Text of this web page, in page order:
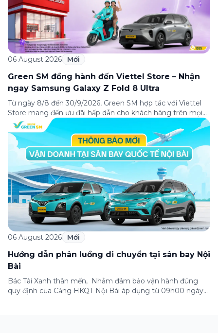
06 August 2026 Mới
Green SM đồng hành đến Viettel Store – Nhận
ngay Samsung Galaxy Z Fold 8 Ultra
Từ ngày 8/8 đến 30/9/2026, Green SM hợp tác với Viettel
Store mang đến ưu đãi hấp dẫn cho khách hàng trên mọi
hành trình đến hệ thống Viettel Store toàn quốc – nơi đang
mở bán siêu phẩm màn hình gập mới nhất Samsung
Galaxy Z Fold 8 Ultra. Với sự hợp tác này, […]
06 August 2026 Mới
Hướng dẫn phân luồng di chuyển tại sân bay Nội
Bài
Bác Tài Xanh thân mến, Nhằm đảm bảo vận hành đúng
quy định của Cảng HKQT Nội Bài áp dụng từ 09h00 ngày